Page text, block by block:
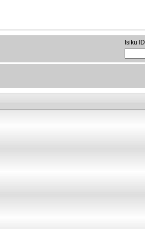
Isiku ID